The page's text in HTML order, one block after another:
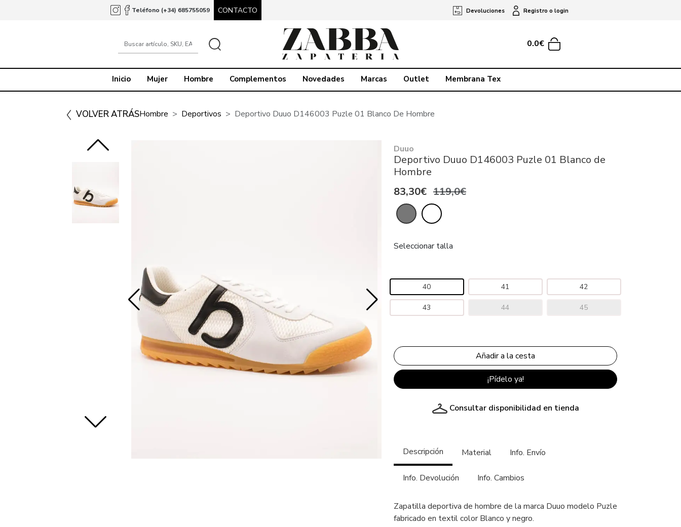
Teléfono (+34) 685755059 CONTACTO Devoluciones Registro o login
0.0€
Inicio Mujer Hombre Complementos Novedades Marcas Outlet Membrana Tex
VOLVER ATRÁSHombre Deportivos Deportivo Duuo D146003 Puzle 01 Blanco De Hombre
Duuo
Deportivo Duuo D146003 Puzle 01 Blanco de
Hombre
83,30€ 119,0€
Seleccionar talla
40 41 42
43 44 45
¡Pídelo ya!
Consultar disponibilidad en tienda
Descripción Material Info. Envío
Info. Devolución Info. Cambios
Zapatilla deportiva de hombre de la marca Duuo modelo Puzle
fabricado en textil color Blanco y negro.